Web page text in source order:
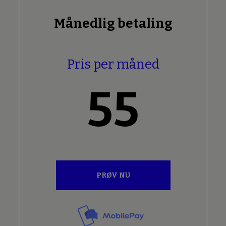
Månedlig betaling
Pris per måned
55
PRØV NU